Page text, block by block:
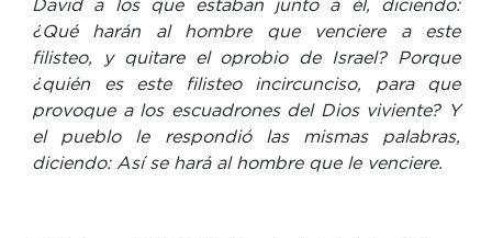
David a los que estaban junto a él, diciendo:
¿Qué harán al hombre que venciere a este
filisteo, y quitare el oprobio de Israel? Porque
¿quién es este filisteo incircunciso, para que
provoque a los escuadrones del Dios viviente? Y
el pueblo le respondió las mismas palabras,
diciendo: Así se hará al hombre que le venciere.